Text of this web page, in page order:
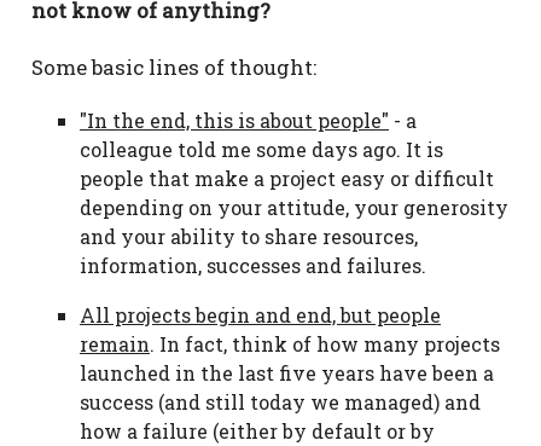
not know of anything?
Some basic lines of thought:
"In the end, this is about people" - a
colleague told me some days ago. It is
people that make a project easy or difficult
depending on your attitude, your generosity
and your ability to share resources,
information, successes and failures.
All projects begin and end, but people
remain. In fact, think of how many projects
launched in the last five years have been a
success (and still today we managed) and
how a failure (either by default or by